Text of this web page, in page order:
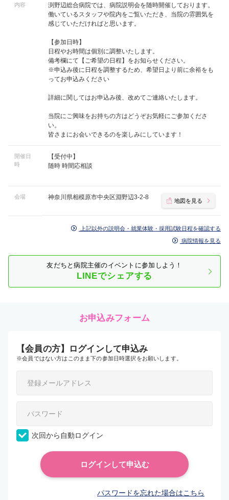
内容
渕野辺総合病院では、病院説明会を随時開催しております。
働いているスタッフや院内をご覧いただき、当院の雰囲気を
感じていただければと思います。
【参加日時】
日程やお時間は個別に調整いたします。
備考欄にて【ご希望の日程】をお知らせください。
※申込み後に日程を調整するため、希望日より前に余裕をも
ってお申込みください
詳細に関してはお申込み後、改めてご連絡いたします。
当院にご興味をお持ちの方はどうぞお気軽にご参加くださ
い。
皆さまにお会いできるのを楽しみにしています！
開催日
時
【受付中】
随時 時間応相談
会場 神奈川県相模原市中央区淵野辺3-2-8 地図を見る
上記以外の説明会・就業体験・採用試験日程を確認する
病院情報を見る
友だちと病院主催のイベントに参加しよう！
LINEでシェアする
お申込みフォーム
【会員の方】ログインして申込み
※会員ではない方はこのまま下の参加日時選択をお願いします。
次回から自動ログイン
パスワードを忘れた場合はこちら